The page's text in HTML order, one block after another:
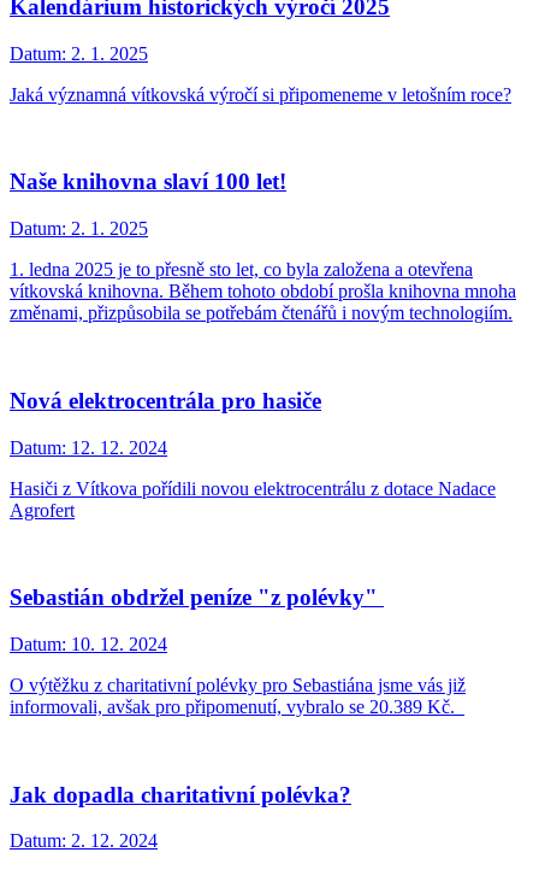
Kalendárium historických výročí 2025
Datum: 2. 1. 2025
Jaká významná vítkovská výročí si připomeneme v letošním roce?
Naše knihovna slaví 100 let!
Datum: 2. 1. 2025
1. ledna 2025 je to přesně sto let, co byla založena a otevřena
vítkovská knihovna. Během tohoto období prošla knihovna mnoha
změnami, přizpůsobila se potřebám čtenářů i novým technologiím.
Nová elektrocentrála pro hasiče
Datum: 12. 12. 2024
Hasiči z Vítkova pořídili novou elektrocentrálu z dotace Nadace
Agrofert
Sebastián obdržel peníze "z polévky"
Datum: 10. 12. 2024
O výtěžku z charitativní polévky pro Sebastiána jsme vás již
informovali, avšak pro připomenutí, vybralo se 20.389 Kč.
Jak dopadla charitativní polévka?
Datum: 2. 12. 2024